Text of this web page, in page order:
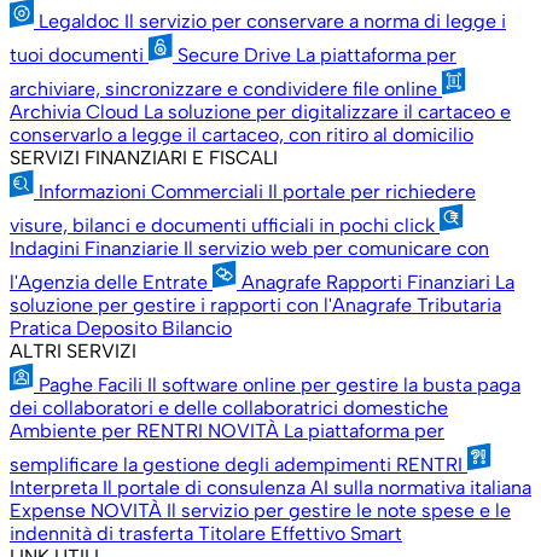
Legaldoc Il servizio per conservare a norma di legge i
tuoi documenti
Secure Drive La piattaforma per
archiviare, sincronizzare e condividere file online
Archivia Cloud La soluzione per digitalizzare il cartaceo e
conservarlo a legge il cartaceo, con ritiro al domicilio
SERVIZI FINANZIARI E FISCALI
Informazioni Commerciali Il portale per richiedere
visure, bilanci e documenti ufficiali in pochi click
Indagini Finanziarie Il servizio web per comunicare con
l'Agenzia delle Entrate
Anagrafe Rapporti Finanziari La
soluzione per gestire i rapporti con l'Anagrafe Tributaria
Pratica Deposito Bilancio
ALTRI SERVIZI
Paghe Facili Il software online per gestire la busta paga
dei collaboratori e delle collaboratrici domestiche
Ambiente per RENTRI NOVITÀ La piattaforma per
semplificare la gestione degli adempimenti RENTRI
Interpreta Il portale di consulenza AI sulla normativa italiana
Expense NOVITÀ Il servizio per gestire le note spese e le
indennità di trasferta Titolare Effettivo Smart